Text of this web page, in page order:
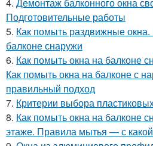
Подготовительные работы
5. Как помыть раздвижные
балконе снаружи
6. Как помыть окна на балконе
Как помыть окна на балконе с
правильный подход
7. Критерии выбора
8. Как помыть окна на балконе
этаже. Правила мытья — с